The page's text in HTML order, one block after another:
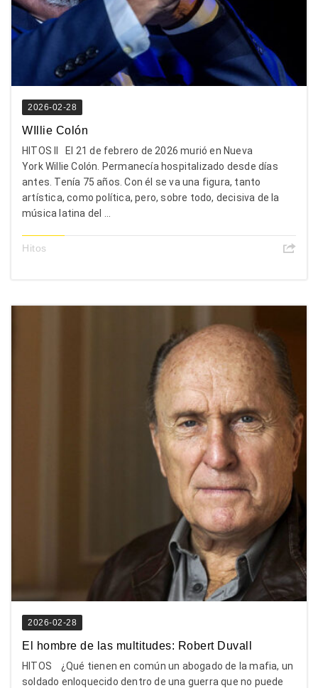
2026-02-28
WIllie Colón
HITOS II El 21 de febrero de 2026 murió en Nueva
York Willie Colón. Permanecía hospitalizado desde días
antes. Tenía 75 años. Con él se va una figura, tanto
artística, como política, pero, sobre todo, decisiva de la
música latina del ...
Hitos
2026-02-28
El hombre de las multitudes: Robert Duvall
HITOS ¿Qué tienen en común un abogado de la mafia, un
soldado enloquecido dentro de una guerra que no puede